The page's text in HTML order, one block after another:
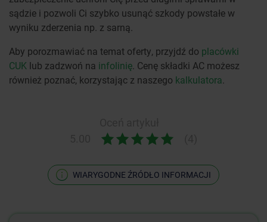
sądzie i pozwoli Ci szybko usunąć szkody powstałe w
wyniku zderzenia np. z sarną.
Aby porozmawiać na temat oferty, przyjdź do placówki
CUK lub zadzwoń na infolinię. Cenę składki AC możesz
również poznać, korzystając z naszego kalkulatora.
WIARYGODNE ŹRÓDŁO INFORMACJI